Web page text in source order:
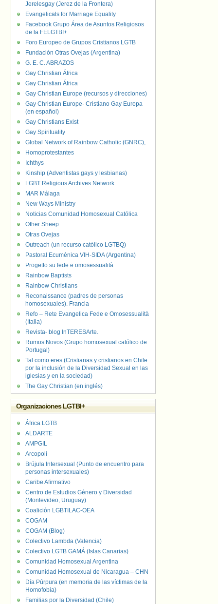
Jerelesgay (Jerez de la Frontera)
Evangelicals for Marriage Equality
Facebook Grupo Área de Asuntos Religiosos
de la FELGTBI+
Foro Europeo de Grupos Cristianos LGTB
Fundación Otras Ovejas (Argentina)
G. E. C. ABRAZOS
Gay Christian África
Gay Christian África
Gay Christian Europe (recursos y direcciones)
Gay Christian Europe- Cristiano Gay Europa
(en español)
Gay Christians Exist
Gay Spirituality
Global Network of Rainbow Catholic (GNRC),
Homoprotestantes
Ichthys
Kinship (Adventistas gays y lesbianas)
LGBT Religious Archives Network
MAR Málaga
New Ways Ministry
Noticias Comunidad Homosexual Católica
Other Sheep
Otras Ovejas
Outreach (un recurso católico LGTBQ)
Pastoral Ecuménica VIH-SIDA (Argentina)
Progetto su fede e omosessualità
Rainbow Baptists
Rainbow Christians
Reconaissance (padres de personas
homosexuales). Francia
Refo – Rete Evangelica Fede e Omosessualità
(Italia)
Revista- blog InTERESArte.
Rumos Novos (Grupo homosexual católico de
Portugal)
Tal como eres (Cristianas y cristianos en Chile
por la inclusión de la Diversidad Sexual en las
iglesias y en la sociedad)
The Gay Christian (en inglés)
Organizaciones LGTBI+
África LGTB
ALDARTE
AMPGIL
Arcopoli
Brújula Intersexual (Punto de encuentro para
personas intersexuales)
Caribe Afirmativo
Centro de Estudios Género y Diversidad
(Montevideo, Uruguay)
Coalición LGBTILAC-OEA
COGAM
COGAM (Blog)
Colectivo Lambda (Valencia)
Colectivo LGTB GAMÁ (Islas Canarias)
Comunidad Homosexual Argentina
Comunidad Homosexual de Nicaragua – CHN
Día Púrpura (en memoria de las víctimas de la
Homofobia)
Familias por la Diversidad (Chile)